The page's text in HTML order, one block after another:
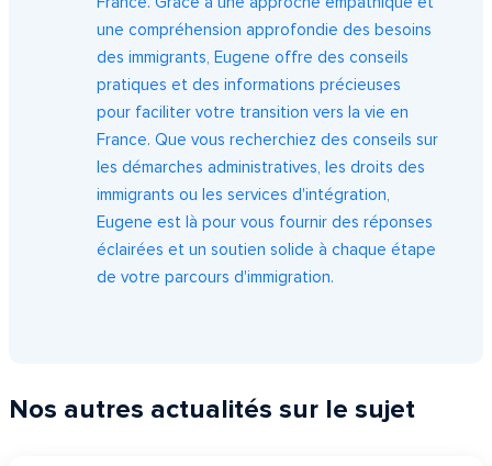
une compréhension approfondie des besoins
des immigrants, Eugene offre des conseils
pratiques et des informations précieuses
pour faciliter votre transition vers la vie en
France. Que vous recherchiez des conseils sur
les démarches administratives, les droits des
immigrants ou les services d'intégration,
Eugene est là pour vous fournir des réponses
éclairées et un soutien solide à chaque étape
de votre parcours d'immigration.
Nos autres actualités sur le sujet